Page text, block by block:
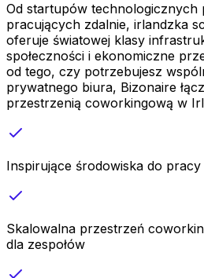
Od startupów technologicznych
pracujących zdalnie, irlandzka
oferuje światowej klasy
społeczności i ekonomiczne
od tego, czy potrzebujesz
prywatnego biura, Bizonaire
przestrzenią coworkingową w
Inspirujące środowiska do pracy
Skalowalna przestrzeń
dla zespołów